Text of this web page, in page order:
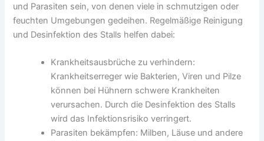
und Parasiten sein, von denen viele in schmutzigen oder
feuchten Umgebungen gedeihen. Regelmäßige Reinigung
und Desinfektion des Stalls helfen dabei:
Krankheitsausbrüche zu verhindern:
Krankheitserreger wie Bakterien, Viren und Pilze
können bei Hühnern schwere Krankheiten
verursachen. Durch die Desinfektion des Stalls
wird das Infektionsrisiko verringert.
Parasiten bekämpfen: Milben, Läuse und andere